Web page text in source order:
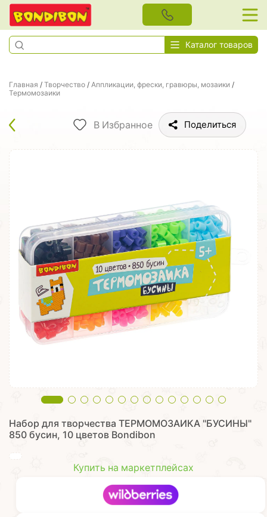
Каталог товаров
Главная / Творчество / Аппликации, фрески, гравюры, мозаики /
Термомозаики
В Избранное Поделиться
Набор для творчества ТЕРМОМОЗАИКА "БУСИНЫ"
850 бусин, 10 цветов Bondibon
Купить на маркетплейсах